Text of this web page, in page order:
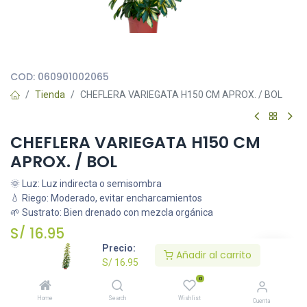
Precio:
S/ 16.95
Añadir al carrito
Home Search
0
Wishlist Cuenta
COD: 060901002065
Tienda CHEFLERA VARIEGATA H150 CM APROX. / BOL
CHEFLERA VARIEGATA H150 CM
APROX. / BOL
🌞 Luz: Luz indirecta o semisombra
💧 Riego: Moderado, evitar encharcamientos
🌱 Sustrato: Bien drenado con mezcla orgánica
S/ 16.95
Añadir al carrito